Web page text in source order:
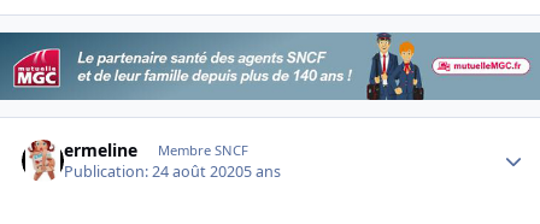
ermeline Membre SNCF
Publication:24 août 20205 ans